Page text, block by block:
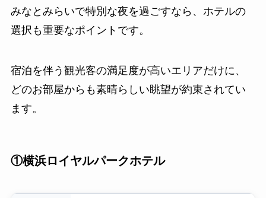
みなとみらいで特別な夜を過ごすなら、ホテルの
選択も重要なポイントです。
宿泊を伴う観光客の満足度が高いエリアだけに、
どのお部屋からも素晴らしい眺望が約束されてい
ます。
①横浜ロイヤルパークホテル